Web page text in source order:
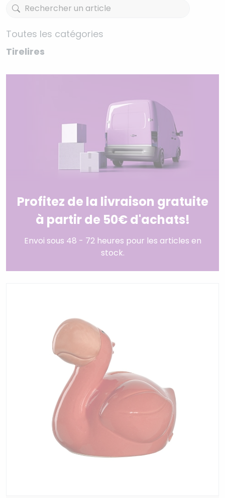
Toutes les catégories
Tirelires
Profitez de la livraison gratuite
à partir de 50€ d'achats!
Envoi sous 48 - 72 heures pour les articles en
stock.